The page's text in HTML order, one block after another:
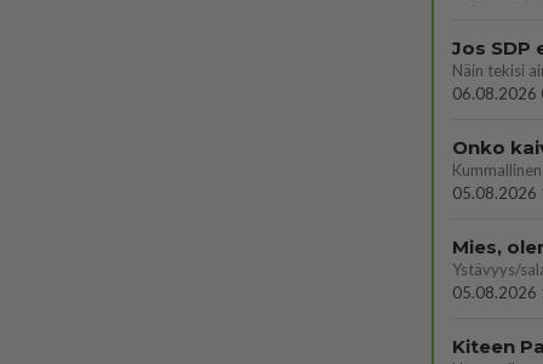
Jos
06.08.2026
Onko
05.08.2026
Mies,
Ystävyys/
05.08.2026